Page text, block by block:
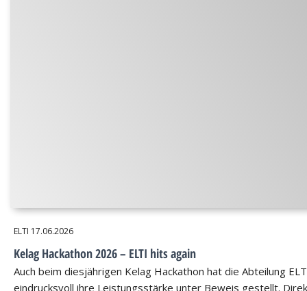
ELTI 17.06.2026
Kelag Hackathon 2026 – ELTI hits again
Auch beim diesjährigen Kelag Hackathon hat die Abteilung
eindrucksvoll ihre Leistungsstärke unter Beweis gestellt.